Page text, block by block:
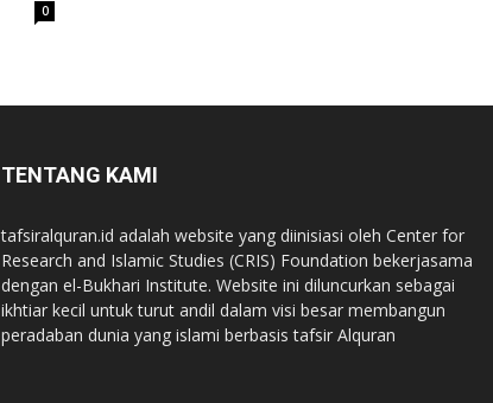
0
TENTANG KAMI
tafsiralquran.id adalah website yang diinisiasi oleh Center for
Research and Islamic Studies (CRIS) Foundation bekerjasama
dengan el-Bukhari Institute. Website ini diluncurkan sebagai
ikhtiar kecil untuk turut andil dalam visi besar membangun
peradaban dunia yang islami berbasis tafsir Alquran